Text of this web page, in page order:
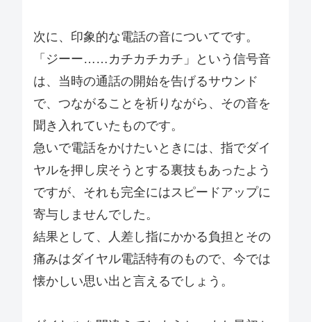
次に、印象的な電話の音についてです。
「ジーー……カチカチカチ」という信号音
は、当時の通話の開始を告げるサウンド
で、つながることを祈りながら、その音を
聞き入れていたものです。
急いで電話をかけたいときには、指でダイ
ヤルを押し戻そうとする裏技もあったよう
ですが、それも完全にはスピードアップに
寄与しませんでした。
結果として、人差し指にかかる負担とその
痛みはダイヤル電話特有のもので、今では
懐かしい思い出と言えるでしょう。